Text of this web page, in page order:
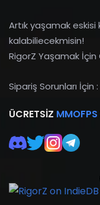
Artık yaşamak
kalabiliecekmisin!
RigorZ Yaşamak İçin
Sipariş Sorunları İçin
ÜCRETSIZ MMOFPS